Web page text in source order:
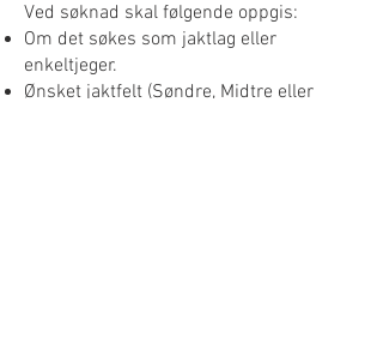
Ved søknad skal følgende oppgis:
Om det søkes som jaktlag eller
enkeltjeger.
Ønsket jaktfelt (Søndre, Midtre eller